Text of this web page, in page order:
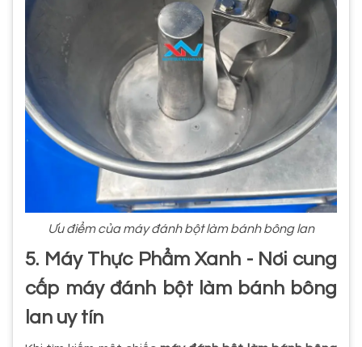
Ưu điểm của máy đánh bột làm bánh bông lan
5. Máy Thực Phẩm Xanh - Nơi cung
cấp máy đánh bột làm bánh bông
lan uy tín